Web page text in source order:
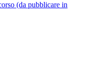
(da pubblicare in